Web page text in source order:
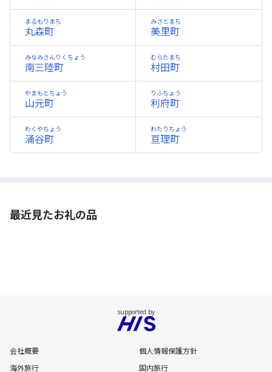
丸森町
まるもりまち
美里町
みさとまち
南三陸町
みなみさんりくちょう
村田町
むらたまち
山元町
やまもとちょう
利府町
りふちょう
涌谷町
わくやちょう
亘理町
わたりちょう
最近見たお礼の品
会社概要
個人情報保護方針
海外旅行
国内旅行